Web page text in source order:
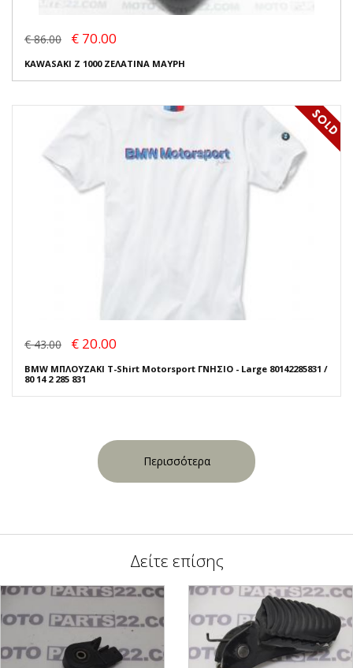
€ 86.00 € 70.00
KAWASAKI Z 1000 ΖΕΛΑΤΙΝΑ ΜΑΥΡΗ
€ 43.00 € 20.00
BMW ΜΠΛΟΥΖΑΚΙ T-Shirt Motorsport ΓΝΗΣΙΟ - Large 80142285831 /
80 14 2 285 831
Περισσότερα
Δείτε επίσης